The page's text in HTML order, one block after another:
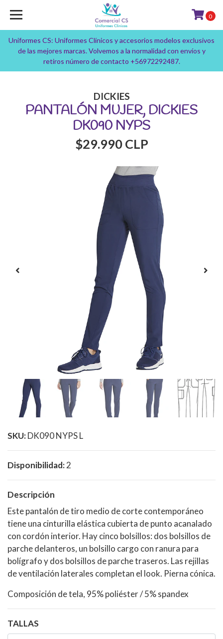
Uniformes CS: Uniformes Clínicos y accesorios modelos exclusivos
de las mejores marcas. Volvemos a la normalidad con envíos y
retiros número de contacto +56972292487.
0
DICKIES
PANTALÓN MUJER, DICKIES
DK090 NYPS
$29.990 CLP
SKU:DK090 NYPS L
Disponibilidad:2
Descripción
Este pantalón de tiro medio de corte contemporáneo
tiene una cinturilla elástica cubierta de punto acanalado
con cordón interior. Hay cinco bolsillos: dos bolsillos de
parche delanteros, un bolsillo cargo con ranura para
bolígrafo y dos bolsillos de parche traseros. Las rejillas
de ventilación laterales completan el look. Pierna cónica.
Composición de tela, 95% poliéster / 5% spandex
TALLAS